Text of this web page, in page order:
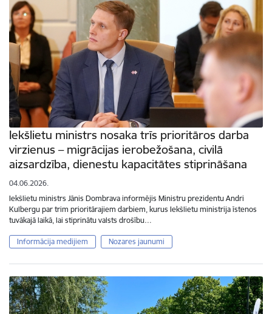
Iekšlietu ministrs nosaka trīs prioritāros darba
virzienus – migrācijas ierobežošana, civilā
aizsardzība, dienestu kapacitātes stiprināšana
04.06.2026.
Iekšlietu ministrs Jānis Dombrava informējis Ministru prezidentu Andri
Kulbergu par trim prioritārajiem darbiem, kurus Iekšlietu ministrija īstenos
tuvākajā laikā, lai stiprinātu valsts drošību…
Informācija medijiem Nozares jaunumi